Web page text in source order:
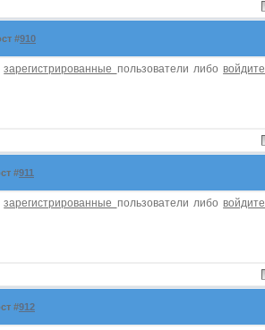
#910
зарегистрированные пользователи либовойдите
#911
зарегистрированные пользователи либовойдите
#912